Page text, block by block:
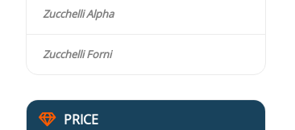
Zucchelli Alpha
Zucchelli Forni
PRICE